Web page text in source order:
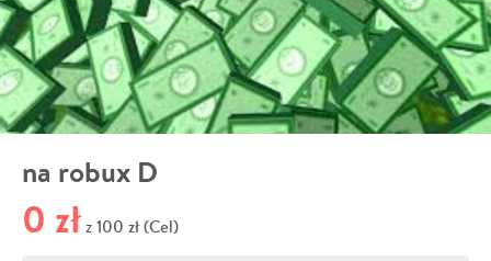
na robux D
0 zł z 100 zł (Cel)